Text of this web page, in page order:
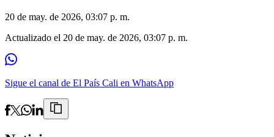
20 de may. de 2026, 03:07 p. m.
Actualizado el 20 de may. de 2026, 03:07 p. m.
Sigue el canal de El País Cali en WhatsApp